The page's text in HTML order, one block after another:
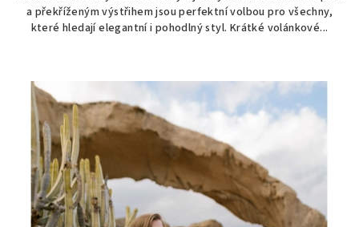
a překříženým výstřihem jsou perfektní volbou pro všechny,
které hledají elegantní i pohodlný styl. Krátké volánkové...